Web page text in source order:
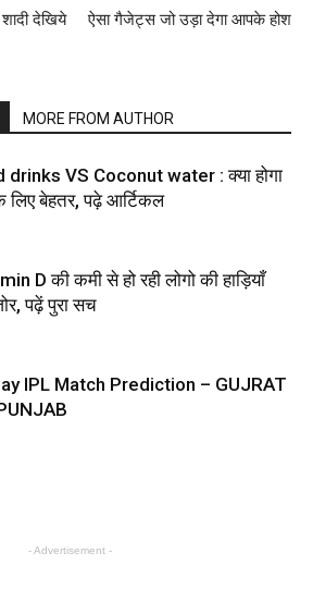
देखिये
ऐसा गैजेट्स जो उड़ा देगा आपके होश
MORE FROM AUTHOR
drinks VS Coconut water : क्या होगा
बेहतर, पढ़े आर्टिकल
D की कमी से हो रही लोगो की हाड़ियाँ
पढ़ें पुरा सच
IPL Match Prediction – GUJRAT
- Advertisement -